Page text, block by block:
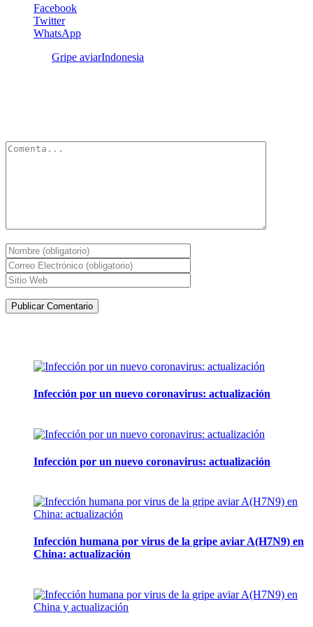
Facebook
Twitter
WhatsApp
Gripe aviarIndonesia
Infección por un nuevo coronavirus: actualización
Infección por un nuevo coronavirus: actualización
Infección humana por virus de la gripe aviar A(H7N9) en
China: actualización